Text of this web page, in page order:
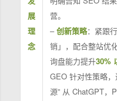
展
理
念
营。
–创新策略：紧跟
销」，配合整站优
询盘能力提升30%
GEO 针对性策略
源” 从 ChatGPT，